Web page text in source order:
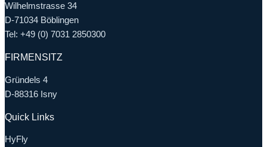
Wilhelmstrasse 34
D-71034 Böblingen
Tel: +49 (0) 7031 2850300
FIRMENSITZ
Gründels 4
D-88316 Isny
Quick Links
HyFly